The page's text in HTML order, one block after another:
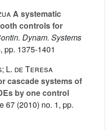
A systematic
controls for
Dynam. Systems
pp. 1375-1401
L. de Teresa
cascade systems of
by one control
67 (2010) no. 1, pp.